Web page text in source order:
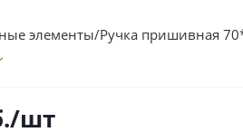
элементы/Ручка пришивная
/шт